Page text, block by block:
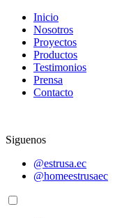
Inicio
Nosotros
Proyectos
Productos
Testimonios
Prensa
Contacto
Siguenos
@estrusa.ec
@homeestrusaec